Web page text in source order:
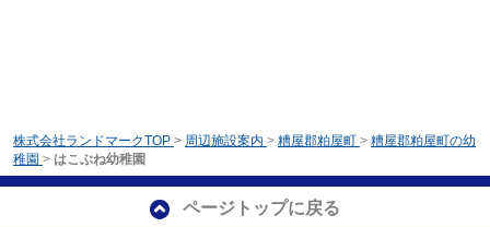
株式会社ランドマークTOP > 周辺施設案内 > 糟屋郡粕屋町 > 糟屋郡粕屋町の幼
稚園 > はこぶね幼稚園
ページトップに戻る